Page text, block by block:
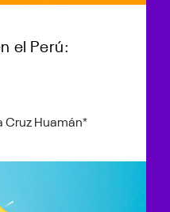
el Perú:
Cruz Huamán*